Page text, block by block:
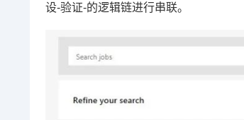
设-验证-的逻辑链进行串联。